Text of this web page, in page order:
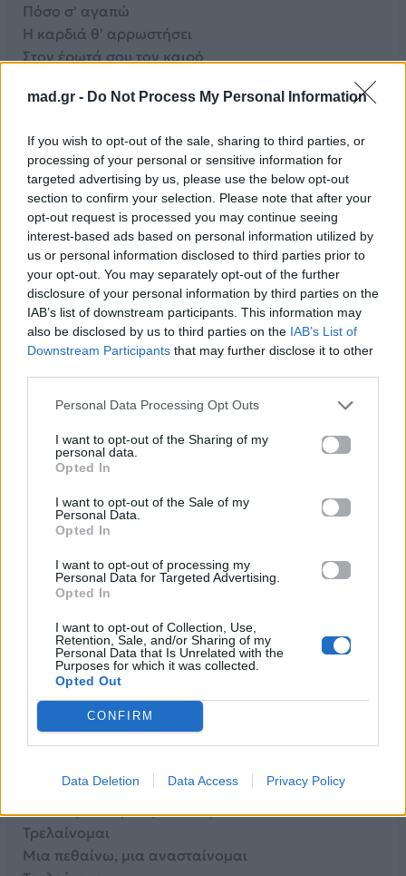
mad.gr - Do Not Process My Personal Information
If you wish to opt-out of the sale, sharing to third parties, or
processing of your personal or sensitive information for
targeted advertising by us, please use the below opt-out
section to confirm your selection. Please note that after your
opt-out request is processed you may continue seeing
interest-based ads based on personal information utilized by
us or personal information disclosed to third parties prior to
your opt-out. You may separately opt-out of the further
disclosure of your personal information by third parties on the
IAB’s list of downstream participants. This information may
also be disclosed by us to third parties on the IAB’s List of
Downstream Participants that may further disclose it to other
Personal Data Processing Opt Outs
I want to opt-out of the Sharing of my
personal data.
Opted In
I want to opt-out of the Sale of my
Personal Data.
Opted In
I want to opt-out of processing my
Personal Data for Targeted Advertising.
Opted In
I want to opt-out of Collection, Use,
Retention, Sale, and/or Sharing of my
Personal Data that Is Unrelated with the
Purposes for which it was collected.
Opted Out
CONFIRM
Data Deletion Data Access Privacy Policy
Πόσο σ' αγαπώ
Η καρδιά θ' αρρωστήσει
Στον έρωτά σου τον καιρό
[Ρεφραίν]
Μια παγώνω, μια ζεσταίνομαι
Τρελαίνομαι
Μια πεθαίνω, μια ανασταίνομαι
Τρελαίνομαι
[Κουπλέ 2]
Κρίμα μου, γλυκό μου κρίμα
Να σ' ακολουθώ
Μια στην άβυσσο με ρίχνεις
Μια με πας στον ουρανό
Κλίμα τροπικό μου, κλίμα
Δώσε μου ζωή
Είμαι από νερό και χώμα
[Ρεφραίν]
Μια παγώνω, μια ζεσταίνομαι
Τρελαίνομαι
Τρελαίνομαι
Μια με πιάνεις, μια με αφήνεις
Μια γελάω, μια κλαίω
Μια μ' ανάβεις ,μια με σβήνεις
Δεν αντέχω, σου λέω
Δεν αντέχω, σου λέω
Τρελαίνομαι
Μια παγώνω, μια ζεσταίνομαι
Τρελαίνομαι
Μια πεθαίνω, μια ανασταίνομαι